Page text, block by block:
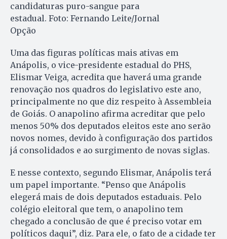
candidaturas puro-sangue para
estadual. Foto: Fernando Leite/Jornal
Opção
Uma das figuras políticas mais ativas em
Anápolis, o vice-presidente estadual do PHS,
Elismar Veiga, acredita que haverá uma grande
renovação nos quadros do legislativo este ano,
principalmente no que diz respeito à Assembleia
de Goiás. O anapolino afirma acreditar que pelo
menos 50% dos deputados eleitos este ano serão
novos nomes, devido à configuração dos partidos
já consolidados e ao surgimento de novas siglas.
E nesse contexto, segundo Elismar, Anápolis terá
um papel importante. “Penso que Anápolis
elegerá mais de dois deputados estaduais. Pelo
colégio eleitoral que tem, o anapolino tem
chegado a conclusão de que é preciso votar em
políticos daqui”, diz. Para ele, o fato de a cidade ter